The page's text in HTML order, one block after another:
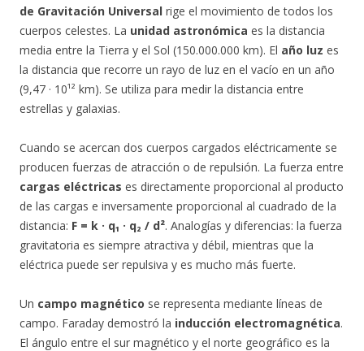
de Gravitación Universal rige el movimiento de todos los
cuerpos celestes. La unidad astronómica es la distancia
media entre la Tierra y el Sol (150.000.000 km). El año luz es
la distancia que recorre un rayo de luz en el vacío en un año
(9,47 · 10¹² km). Se utiliza para medir la distancia entre
estrellas y galaxias.
Cuando se acercan dos cuerpos cargados eléctricamente se
producen fuerzas de atracción o de repulsión. La fuerza entre
cargas eléctricas es directamente proporcional al producto
de las cargas e inversamente proporcional al cuadrado de la
distancia: F = k · q₁ · q₂ / d². Analogías y diferencias: la fuerza
gravitatoria es siempre atractiva y débil, mientras que la
eléctrica puede ser repulsiva y es mucho más fuerte.
Un campo magnético se representa mediante líneas de
campo. Faraday demostró la inducción electromagnética.
El ángulo entre el sur magnético y el norte geográfico es la